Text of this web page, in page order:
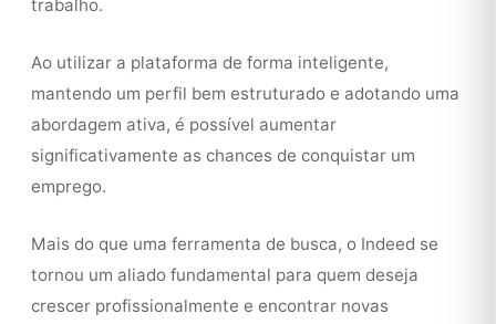
trabalho.
Ao utilizar a plataforma de forma inteligente,
mantendo um perfil bem estruturado e adotando uma
abordagem ativa, é possível aumentar
significativamente as chances de conquistar um
emprego.
Mais do que uma ferramenta de busca, o Indeed se
tornou um aliado fundamental para quem deseja
crescer profissionalmente e encontrar novas